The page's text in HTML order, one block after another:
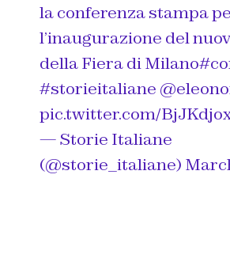
la conferenza stampa
l’inaugurazione del
della Fiera di Milano
#storieitaliane
pic.twitter.com/
— Storie Italiane
(@storie_italiane)